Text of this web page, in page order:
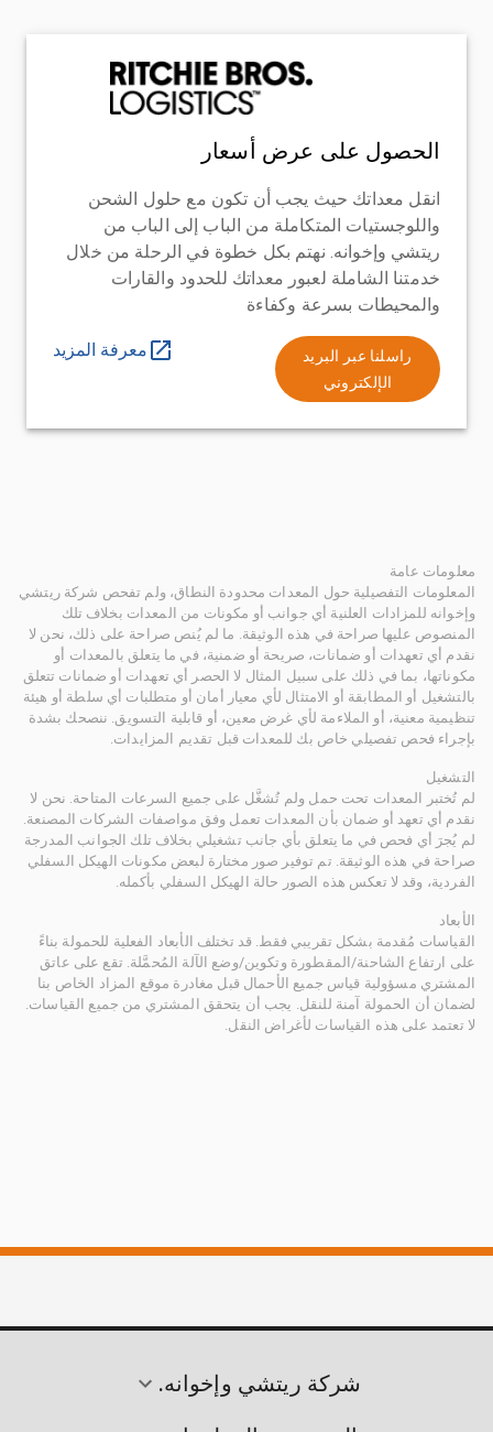
الحصول على عرض أسعار
انقل معداتك حيث يجب أن تكون مع حلول الشحن
واللوجستيات المتكاملة من الباب إلى الباب من
ريتشي وإخوانه. نهتم بكل خطوة في الرحلة من خلال
خدمتنا الشاملة لعبور معداتك للحدود والقارات
والمحيطات بسرعة وكفاءة
راسلنا عبر البريد
الإلكتروني
معرفة المزيد
معلومات عامة
المعلومات التفصيلية حول المعدات محدودة النطاق، ولم تفحص شركة ريتشي
وإخوانه للمزادات العلنية أي جوانب أو مكونات من المعدات بخلاف تلك
المنصوص عليها صراحة في هذه الوثيقة. ما لم يُنص صراحة على ذلك، نحن لا
نقدم أي تعهدات أو ضمانات، صريحة أو ضمنية، في ما يتعلق بالمعدات أو
مكوناتها، بما في ذلك على سبيل المثال لا الحصر أي تعهدات أو ضمانات تتعلق
بالتشغيل أو المطابقة أو الامتثال لأي معيار أمان أو متطلبات أي سلطة أو هيئة
تنظيمية معنية، أو الملاءمة لأي غرض معين، أو قابلية التسويق. ننصحك بشدة
بإجراء فحص تفصيلي خاص بك للمعدات قبل تقديم المزايدات.
التشغيل
لم تُختبر المعدات تحت حمل ولم تُشغَّل على جميع السرعات المتاحة. نحن لا
نقدم أي تعهد أو ضمان بأن المعدات تعمل وفق مواصفات الشركات المصنعة.
لم يُجرَ أي فحص في ما يتعلق بأي جانب تشغيلي بخلاف تلك الجوانب المدرجة
صراحة في هذه الوثيقة. تم توفير صور مختارة لبعض مكونات الهيكل السفلي
الفردية، وقد لا تعكس هذه الصور حالة الهيكل السفلي بأكمله.
الأبعاد
القياسات مُقدمة بشكل تقريبي فقط. قد تختلف الأبعاد الفعلية للحمولة بناءً
على ارتفاع الشاحنة/المقطورة وتكوين/وضع الآلة المُحمَّلة. تقع على عاتق
المشتري مسؤولية قياس جميع الأحمال قبل مغادرة موقع المزاد الخاص بنا
لضمان أن الحمولة آمنة للنقل. يجب أن يتحقق المشتري من جميع القياسات.
لا تعتمد على هذه القياسات لأغراض النقل.
شركة ريتشي وإخوانه.